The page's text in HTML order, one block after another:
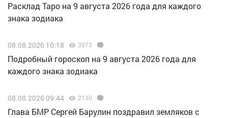
Расклад Таро на 9 августа 2026 года для каждого
знака зодиака
08.08.2026 10:18 3973
Подробный гороскоп на 9 августа 2026 года для
каждого знака зодиака
08.08.2026 09:44 2130
Глава БМР Сергей Барулин поздравил земляков с